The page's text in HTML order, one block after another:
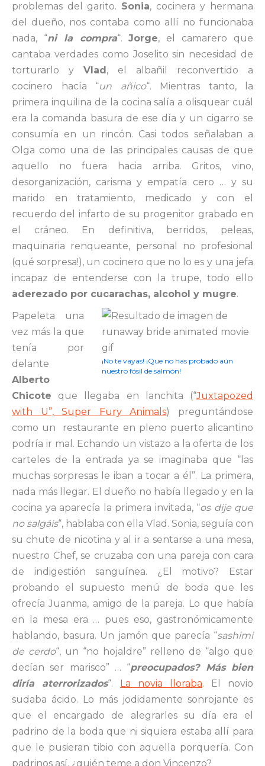
problemas del garito. Sonia, cocinera y hermana
del dueño, nos contaba como allí no funcionaba
nada, “ni la compra“.Jorge, el camarero que
cantaba verdades como Joselito sin necesidad de
torturarlo y Vlad, el albañil reconvertido a
cocinero hacía “un añico“. Mientras tanto, la
primera inquilina de la cocina salía a olisquear cuál
era la comanda basura de ese día y un cigarro se
consumía en un rincón. Casi todos señalaban a
Olga como una de las principales causas de que
aquello no fuera hacia arriba. Gritos, vino,
desorganización, carisma y empatía cero … y su
marido en tratamiento, medicado y con el
recuerdo del infarto de su progenitor grabado en
el cráneo. En definitiva, berridos, peleas,
maquinaria renqueante, personal no profesional
(qué sorpresa!), un cocinero que no lo es y una jefa
incapaz de entenderse con la trupe, todo ello
aderezado por cucarachas, alcohol y mugre.
¡No te vayas! ¡Que no has probado aún
nuestro fósil de salmón!
Papeleta una
vez más la que
tenía por
delante
Alberto
Chicote que llegaba en lanchita (“Juxtapozed
with U”, Super Fury Animals) preguntándose
como un restaurante en pleno puerto alicantino
podría ir mal. Echando un vistazo a la oferta de los
carteles de la entrada ya se imaginaba que “las
muchas sorpresas le iban a tocar a él”. La primera,
nada más llegar. El dueño no había llegado y en la
cocina ya aparecía la primera invitada, “os dije que
no salgáis“, hablaba con ella Vlad. Sonia, seguía con
su chute de nicotina y al ir a sentarse a una mesa,
nuestro Chef, se cruzaba con una pareja con cara
de indigestión sanguínea. ¿El motivo? Estar
probando el supuesto menú de boda que les
ofrecía Juanma, amigo de la pareja. Lo que había
en la mesa era … pues eso, gastronómicamente
hablando, basura. Un jamón que parecía “sashimi
de cerdo“, un “no hojaldre” relleno de “algo que
decían ser marisco” … “preocupados? Más bien
diría aterrorizados“. La novia lloraba. El novio
sudaba ácido. Lo más jodidamente sonrojante es
que el encargado de alegrarles su día era el
padrino de la boda que ni siquiera estaba allí para
que le pusieran tibio con aquella porquería. Con
padrinos así, ¿quién teme a don Vincenzo?